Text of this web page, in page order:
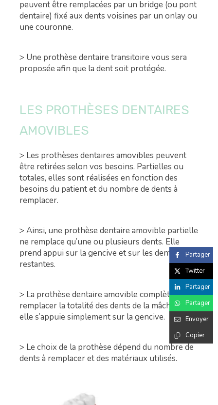
peuvent être remplacées par un bridge (ou pont
dentaire) fixé aux dents voisines par un onlay ou
une couronne.
> Une prothèse dentaire transitoire vous sera
proposée afin que la dent soit protégée.
LES PROTHÈSES DENTAIRES
AMOVIBLES
> Les prothèses dentaires amovibles peuvent
être retirées selon vos besoins. Partielles ou
totales, elles sont réalisées en fonction des
besoins du patient et du nombre de dents à
remplacer.
> Ainsi, une prothèse dentaire amovible partielle
ne remplace qu’une ou plusieurs dents. Elle
prend appui sur la gencive et sur les dents
restantes.
> La prothèse dentaire amovible complète va
remplacer la totalité des dents de la mâchoire ;
elle s’appuie simplement sur la gencive.
> Le choix de la prothèse dépend du nombre de
dents à remplacer et des matériaux utilisés.
Partager
Twitter
Partager
Partager
Envoyer
Copier